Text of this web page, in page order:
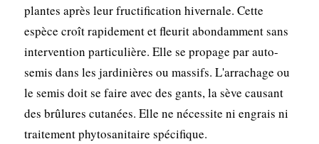
plantes après leur fructification hivernale. Cette
espèce croît rapidement et fleurit abondamment sans
intervention particulière. Elle se propage par auto-
semis dans les jardinières ou massifs. L'arrachage ou
le semis doit se faire avec des gants, la sève causant
des brûlures cutanées. Elle ne nécessite ni engrais ni
traitement phytosanitaire spécifique.